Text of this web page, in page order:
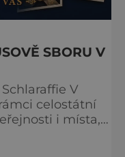
SBORU V
V
celostátní
i místa,
Husův